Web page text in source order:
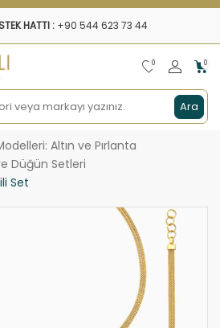
HATTI : +90 544 623 73 44
Ara
0 0
Altın ve Pırlanta
Düğün Setleri
Set